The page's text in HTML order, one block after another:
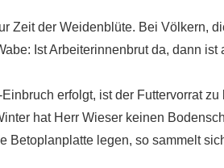
Zeit der Weidenblüte. Bei Völkern,
Ist Arbeiterinnenbrut da, dann ist
erfolgt, ist der Futtervorrat
hat Herr Wieser keinen
Betoplanplatte legen, so sammelt